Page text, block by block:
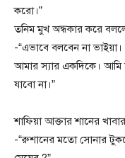
করো।”
তনিম মুখ অন্ধকার করে
-“এভাবে বলবেন না
আমার স্যার একদিকে। আমি
যাবো না।”
শাফিয়া আক্তার শানের
-“রুশানের মতো সোনার